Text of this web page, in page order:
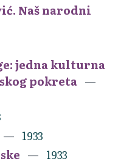
Naš narodni
jedna kulturna
pokreta
1933
1933